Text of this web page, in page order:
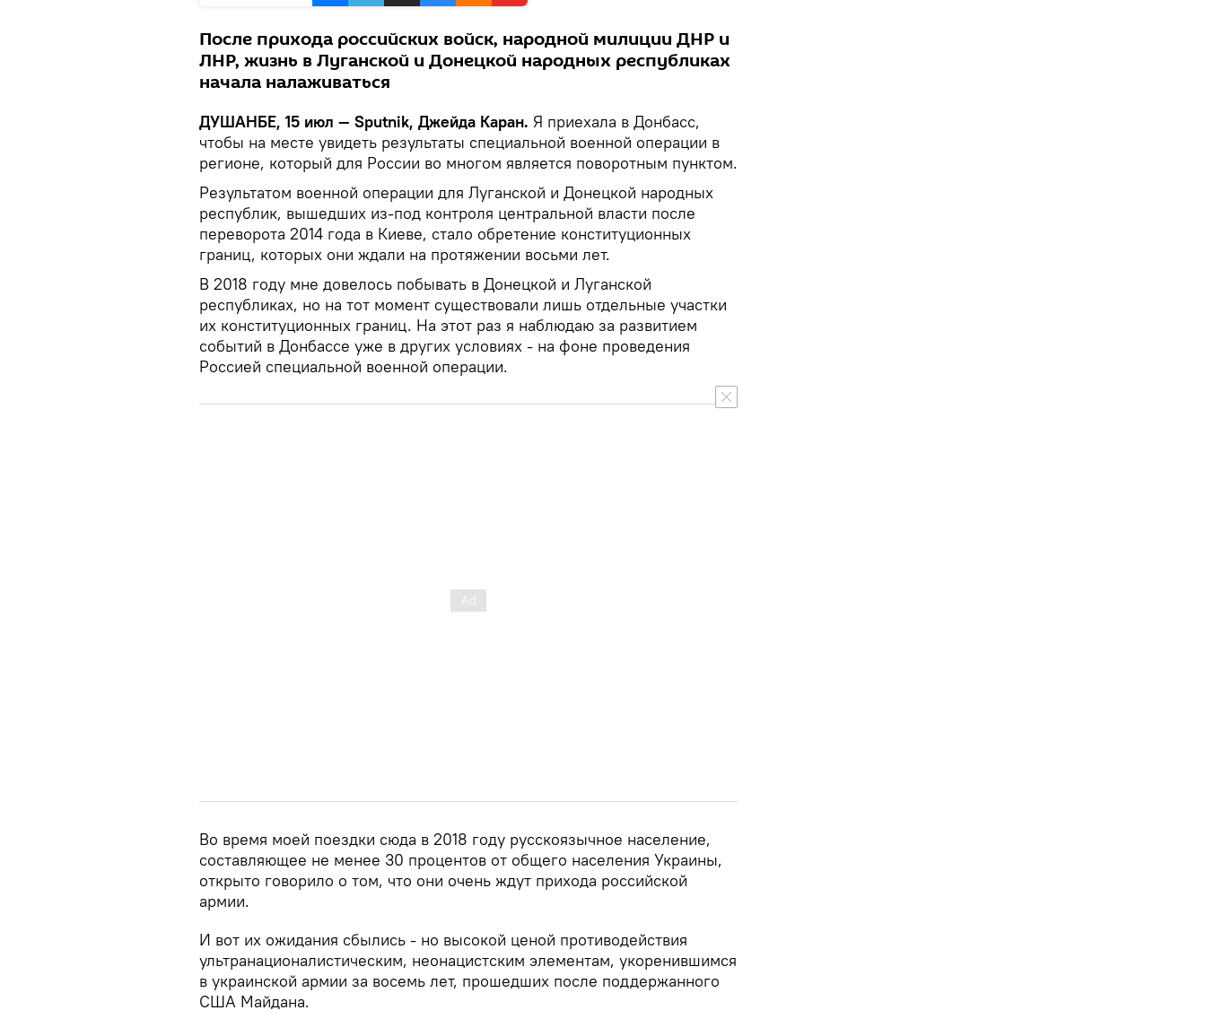
После прихода российских войск, народной милиции ДНР и
ЛНР, жизнь в Луганской и Донецкой народных республиках
начала налаживаться
ДУШАНБЕ, 15 июл — Sputnik, Джейда Каран. Я приехала в Донбасс,
чтобы на месте увидеть результаты специальной военной операции в
регионе, который для России во многом является поворотным пунктом.
Результатом военной операции для Луганской и Донецкой народных
республик, вышедших из-под контроля центральной власти после
переворота 2014 года в Киеве, стало обретение конституционных
границ, которых они ждали на протяжении восьми лет.
В 2018 году мне довелось побывать в Донецкой и Луганской
республиках, но на тот момент существовали лишь отдельные участки
их конституционных границ. На этот раз я наблюдаю за развитием
событий в Донбассе уже в других условиях - на фоне проведения
Россией специальной военной операции.
Во время моей поездки сюда в 2018 году русскоязычное население,
составляющее не менее 30 процентов от общего населения Украины,
открыто говорило о том, что они очень ждут прихода российской
армии.
И вот их ожидания сбылись - но высокой ценой противодействия
ультранационалистическим, неонацистским элементам, укоренившимся
в украинской армии за восемь лет, прошедших после поддержанного
США Майдана.